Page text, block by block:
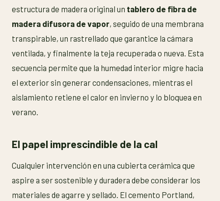
estructura de madera original un tablero de fibra de
madera difusora de vapor, seguido de una membrana
transpirable, un rastrellado que garantice la cámara
ventilada, y finalmente la teja recuperada o nueva. Esta
secuencia permite que la humedad interior migre hacia
el exterior sin generar condensaciones, mientras el
aislamiento retiene el calor en invierno y lo bloquea en
verano.
El papel imprescindible de la cal
Cualquier intervención en una cubierta cerámica que
aspire a ser sostenible y duradera debe considerar los
materiales de agarre y sellado. El cemento Portland,